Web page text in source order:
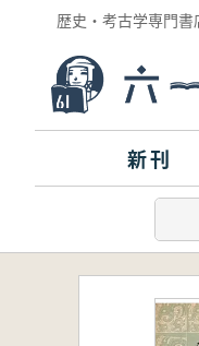
歴史・考古学専門
新刊